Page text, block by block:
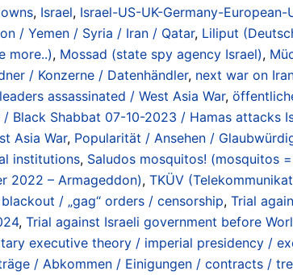
, Israel, Israel-US-UK-Germany-
/ Yemen / Syria / Iran / Qatar, Liliput
more..), Mossad (state spy agency Israel),
/ Konzerne / Datenhändler, next war on
assassinated / West Asia War,
/ Black Shabbat 07-10-2023 / Hamas
Asia War, Popularität / Ansehen /
institutions, Saludos mosquitos! (mosquitos
2022 – Armageddon), TKÜV
/ „gag“ orders / censorship, Trial
, Trial against Israeli government before
executive theory / imperial presidency /
/ Abkommen / Einigungen / contracts /